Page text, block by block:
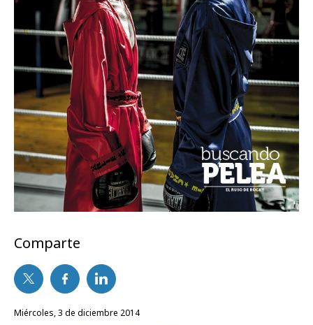
Comparte
miércoles, 3 de diciembre 2014